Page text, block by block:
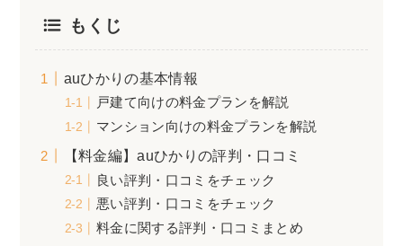
もくじ
auひかりの基本情報
戸建て向けの料金プランを解説
マンション向けの料金プランを解説
【料金編】auひかりの評判・口コミ
良い評判・口コミをチェック
悪い評判・口コミをチェック
料金に関する評判・口コミまとめ